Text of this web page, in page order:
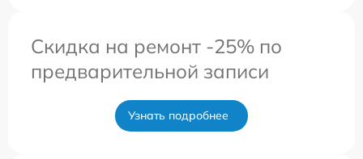
Скидка на ремонт -25% по
предварительной записи
Узнать подробнее